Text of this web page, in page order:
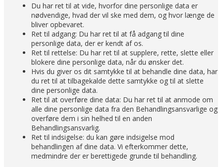
Du har ret til at vide, hvorfor dine personlige data er
nødvendige, hvad der vil ske med dem, og hvor længe de
bliver opbevaret.
Ret til adgang: Du har ret til at få adgang til dine
personlige data, der er kendt af os.
Ret til rettelse: Du har ret til at supplere, rette, slette eller
blokere dine personlige data, når du ønsker det.
Hvis du giver os dit samtykke til at behandle dine data, har
du ret til at tilbagekalde dette samtykke og til at slette
dine personlige data.
Ret til at overføre dine data: Du har ret til at anmode om
alle dine personlige data fra den Behandlingsansvarlige og
overføre dem i sin helhed til en anden
Behandlingsansvarlig.
Ret til indsigelse: du kan gøre indsigelse mod
behandlingen af ​​dine data. Vi efterkommer dette,
medmindre der er berettigede grunde til behandling.